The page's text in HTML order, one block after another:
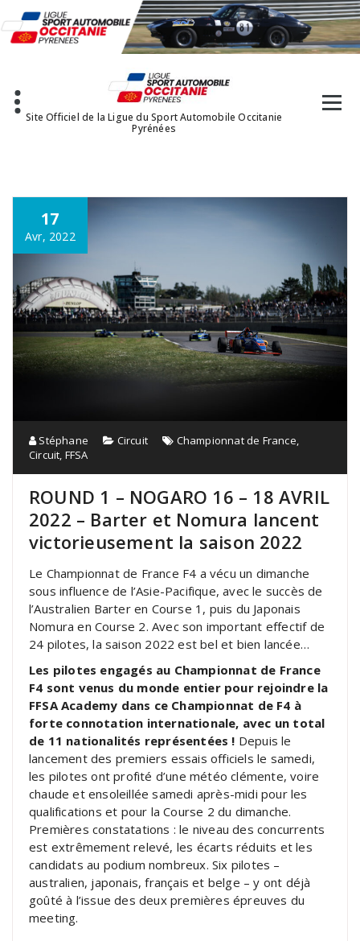
au
contenu
Site Officiel de la Ligue du Sport Automobile Occitanie
Pyrénées
17
Avr, 2022
Stéphane Circuit Championnat de France,
Circuit, FFSA
ROUND 1 – NOGARO 16 – 18 AVRIL
2022 – Barter et Nomura lancent
victorieusement la saison 2022
Le Championnat de France F4 a vécu un dimanche
sous influence de l’Asie-Pacifique, avec le succès de
l’Australien Barter en Course 1, puis du Japonais
Nomura en Course 2. Avec son important effectif de
24 pilotes, la saison 2022 est bel et bien lancée…
Les pilotes engagés au Championnat de France
F4 sont venus du monde entier pour rejoindre la
FFSA Academy dans ce Championnat de F4 à
forte connotation internationale, avec un total
de 11 nationalités représentées ! Depuis le
lancement des premiers essais officiels le samedi,
les pilotes ont profité d’une météo clémente, voire
chaude et ensoleillée samedi après-midi pour les
qualifications et pour la Course 2 du dimanche.
Premières constatations : le niveau des concurrents
est extrêmement relevé, les écarts réduits et les
candidats au podium nombreux. Six pilotes –
australien, japonais, français et belge – y ont déjà
goûté à l’issue des deux premières épreuves du
meeting.